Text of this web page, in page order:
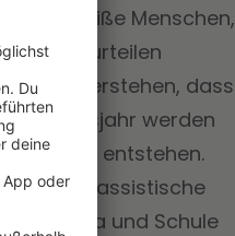
weiße Menschen,
Werturteilen
an zu verstehen, dass
Lebensjahr werden
können entstehen.
und rassistische
der Kita und Schule